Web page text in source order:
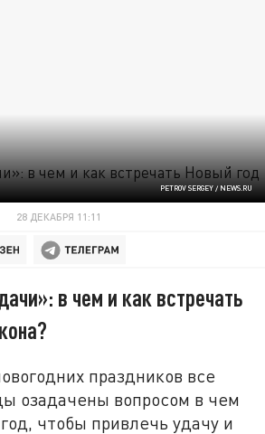
PETROV SERGEY / NEWS.RU
28 ДЕКАБРЯ 11:11
в чем и как встречать
праздников все
озадачены вопросом в чем
чтобы привлечь удачу и